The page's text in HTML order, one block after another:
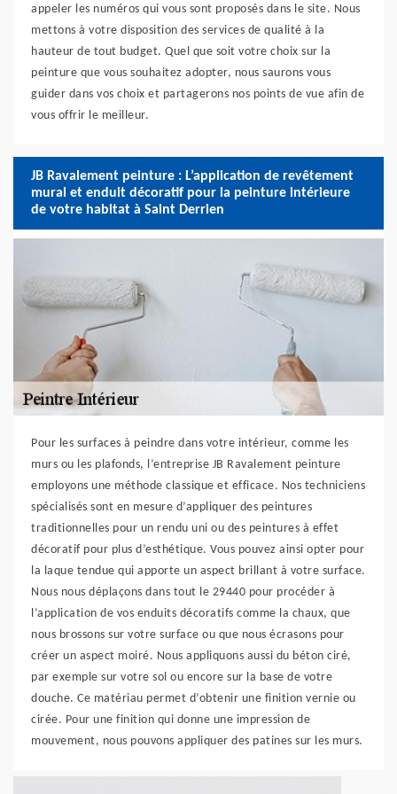
appeler les numéros qui vous sont proposés dans le site. Nous
mettons à votre disposition des services de qualité à la
hauteur de tout budget. Quel que soit votre choix sur la
peinture que vous souhaitez adopter, nous saurons vous
guider dans vos choix et partagerons nos points de vue afin de
vous offrir le meilleur.
JB Ravalement peinture : L’application de revêtement
mural et enduit décoratif pour la peinture intérieure
de votre habitat à Saint Derrien
Pour les surfaces à peindre dans votre intérieur, comme les
murs ou les plafonds, l’entreprise JB Ravalement peinture
employons une méthode classique et efficace. Nos techniciens
spécialisés sont en mesure d’appliquer des peintures
traditionnelles pour un rendu uni ou des peintures à effet
décoratif pour plus d’esthétique. Vous pouvez ainsi opter pour
la laque tendue qui apporte un aspect brillant à votre surface.
Nous nous déplaçons dans tout le 29440 pour procéder à
l’application de vos enduits décoratifs comme la chaux, que
nous brossons sur votre surface ou que nous écrasons pour
créer un aspect moiré. Nous appliquons aussi du béton ciré,
par exemple sur votre sol ou encore sur la base de votre
douche. Ce matériau permet d’obtenir une finition vernie ou
cirée. Pour une finition qui donne une impression de
mouvement, nous pouvons appliquer des patines sur les murs.